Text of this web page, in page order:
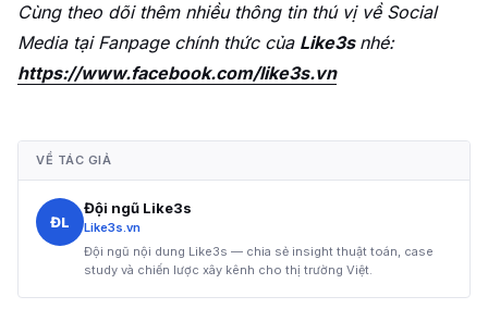
Cùng theo dõi thêm nhiều thông tin thú vị về Social
Media tại Fanpage chính thức của Like3s nhé:
https://www.facebook.com/like3s.vn
VỀ TÁC GIẢ
ĐL
Đội ngũ Like3s
Like3s.vn
Đội ngũ nội dung Like3s — chia sẻ insight thuật toán, case
study và chiến lược xây kênh cho thị trường Việt.